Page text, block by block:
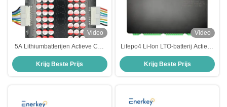
Video
5A Lithiumbatterijen Actieve Cell
Balancer 12S 13S 14S 15S 16S
Actieve Equalizer voor Robot
Krijg Beste Prijs
Video
Lifepo4 Li-Ion LTO-batterij Actieve
Balancer 15A 2S - 24S Voor
elektronische apparatuur
Krijg Beste Prijs